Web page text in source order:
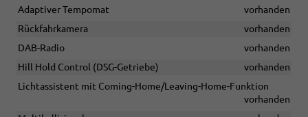
Adaptiver Tempomat
vorhanden
Rückfahrkamera
vorhanden
DAB-Radio
vorhanden
Hill Hold Control (DSG-Getriebe)
vorhanden
Lichtassistent mit Coming-Home/Leaving-Home-Funktion
vorhanden